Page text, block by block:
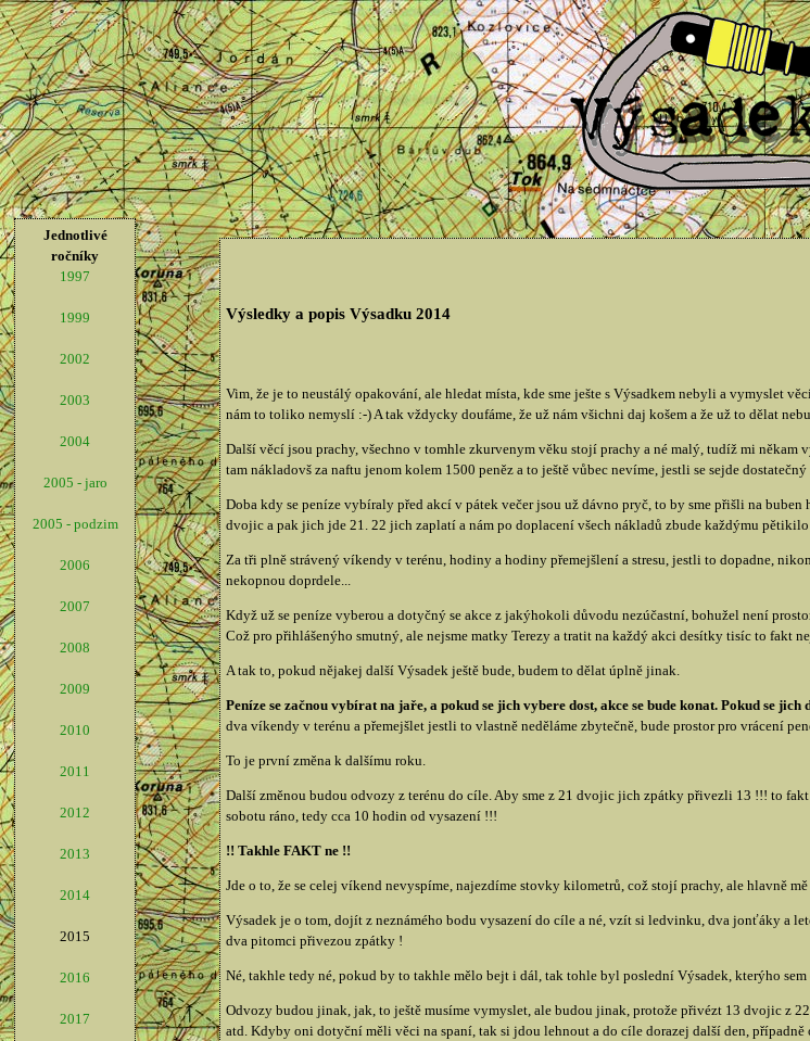
Jednotlivé
ročníky
1997
1999
2002
2003
2004
2005 - jaro
2005 - podzim
2006
2007
2008
2009
2010
2011
2012
2013
2014
2015
2016
2017
Výsledky a popis Výsadku 2014
Vim, že je to neustálý opakování, ale hledat místa, kde sme ješte s Výsadkem nebyli a vymyslet
nám to toliko nemyslí :-) A tak vždycky doufáme, že už nám všichni daj košem a že už to dělat
Další věcí jsou prachy, všechno v tomhle zkurvenym věku stojí prachy a né malý, tudíž mi někam
tam nákladovš za naftu jenom kolem 1500 peněz a to ještě vůbec nevíme, jestli se sejde
Doba kdy se peníze vybíraly před akcí v pátek večer jsou už dávno pryč, to by sme přišli na buben
dvojic a pak jich jde 21. 22 jich zaplatí a nám po doplacení všech nákladů zbude každýmu
Za tři plně strávený víkendy v terénu, hodiny a hodiny přemejšlení a stresu, jestli to dopadne,
nekopnou doprdele...
Když už se peníze vyberou a dotyčný se akce z jakýhokoli důvodu nezúčastní, bohužel není
Což pro přihlášenýho smutný, ale nejsme matky Terezy a tratit na každý akci desítky tisíc to fakt
A tak to, pokud nějakej další Výsadek ještě bude, budem to dělat úplně jinak.
Peníze se začnou vybírat na jaře, a pokud se jich vybere dost, akce se bude konat. Pokud se
dva víkendy v terénu a přemejšlet jestli to vlastně neděláme zbytečně, bude prostor pro vrácení
To je první změna k dalšímu roku.
Další změnou budou odvozy z terénu do cíle. Aby sme z 21 dvojic jich zpátky přivezli 13 !!! to
sobotu ráno, tedy cca 10 hodin od vysazení !!!
!! Takhle FAKT ne !!
Jde o to, že se celej víkend nevyspíme, najezdíme stovky kilometrů, což stojí prachy, ale hlavně mě
Výsadek je o tom, dojít z neznámého bodu vysazení do cíle a né, vzít si ledvinku, dva jonťáky a
dva pitomci přivezou zpátky !
Né, takhle tedy né, pokud by to takhle mělo bejt i dál, tak tohle byl poslední Výsadek, kterýho
Odvozy budou jinak, jak, to ještě musíme vymyslet, ale budou jinak, protože přivézt 13 dvojic z
atd. Kdyby oni dotyční měli věci na spaní, tak si jdou lehnout a do cíle dorazej další den,